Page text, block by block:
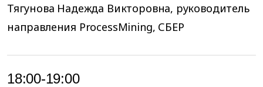
Тягунова Надежда Викторовна, руководитель
направления ProcessMining, СБЕР
18:00-19:00